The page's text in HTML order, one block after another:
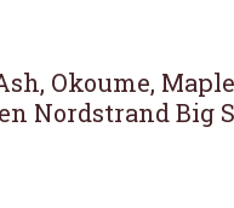
Okoume,
Nordstrand Big